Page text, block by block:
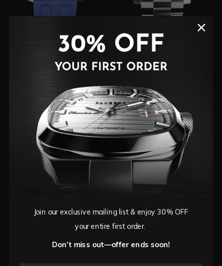
MECHA 45C
da $1,450 AUD
AQUAMARINA 45G
da $1,430 AUD
AQUAMARINE 45D-01 AQUAMARINE 45D-01B
Join our exclusive mailing list & enjoy 30% OFF
your entire first order.
Don’t miss out—offer ends soon!